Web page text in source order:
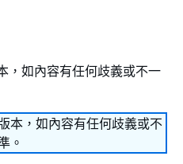
，如內容有任何歧義或不一
本，如內容有任何歧義或不
。